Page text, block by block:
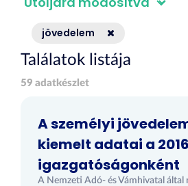
jövedelem
Találatok listája
59 adatkészlet
A személyi
kiemelt adatai a
igazgatóságonként
A Nemzeti Adó- és Vámhivatal